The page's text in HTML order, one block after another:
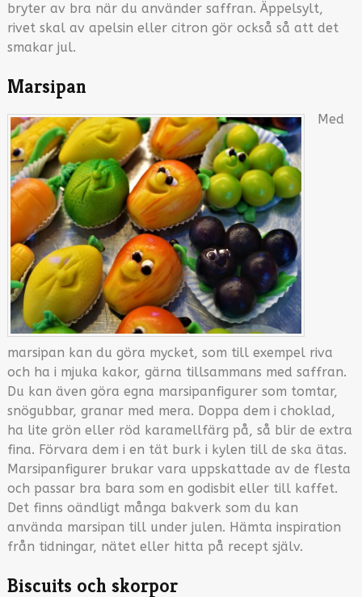
bryter av bra när du använder saffran. Äppelsylt,
rivet skal av apelsin eller citron gör också så att det
smakar jul.
Marsipan
Med
marsipan kan du göra mycket, som till exempel riva
och ha i mjuka kakor, gärna tillsammans med saffran.
Du kan även göra egna marsipanfigurer som tomtar,
snögubbar, granar med mera. Doppa dem i choklad,
ha lite grön eller röd karamellfärg på, så blir de extra
fina. Förvara dem i en tät burk i kylen till de ska ätas.
Marsipanfigurer brukar vara uppskattade av de flesta
och passar bra bara som en godisbit eller till kaffet.
Det finns oändligt många bakverk som du kan
använda marsipan till under julen. Hämta inspiration
från tidningar, nätet eller hitta på recept själv.
Biscuits och skorpor